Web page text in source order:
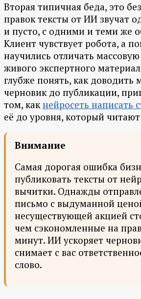
Вторая типичная беда, это
правок тексты от ИИ звучат
и пусто, с одними и теми же
Клиент чувствует робота, а
научились отличать
живого экспертного
глубже понять, как
черновик до публикации,
том, какнейросеть написать
её до уровня, который
Внимание
Самая дорогая ошибка
публиковать тексты от
вычитки. Однажды
письмо с выдуманной
несуществующей акцией
чем сэкономленные на
минут. ИИ ускоряет
снимает с вас
слово.